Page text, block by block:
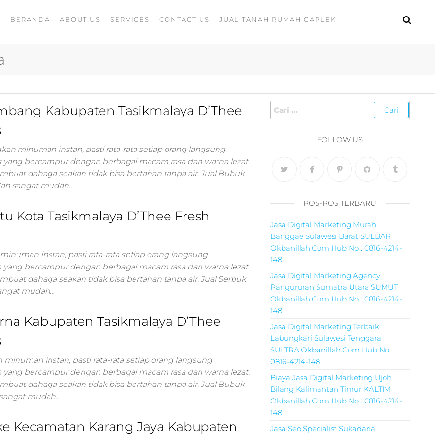
BERANDA ABOUT US SERVICES CONTACT US JUAL TANAH RUMAH GAPLEK
Kabupaten Tasikmalaya D’Thee
minuman instan, pasti rata-rata setiap orang langsung
bercampur dengan berbagai macam rasa dan warna lezat.
dahaga seakan tidak bisa bertahan tanpa air. Jual Bubuk
sangat mudah…
Kota Tasikmalaya D’Thee Fresh
instan, pasti rata-rata setiap orang langsung
bercampur dengan berbagai macam rasa dan warna lezat.
dahaga seakan tidak bisa bertahan tanpa air. Jual Serbuk
mudah…
Kabupaten Tasikmalaya D’Thee
instan, pasti rata-rata setiap orang langsung
bercampur dengan berbagai macam rasa dan warna lezat.
dahaga seakan tidak bisa bertahan tanpa air. Jual Bubuk
mudah…
Kecamatan Karang Jaya Kabupaten
FOLLOW US
POS-POS TERBARU
Jasa Digital Marketing Murah
Banggae Sulawesi Barat SULBAR
Okbanillah.Com Hub No : 0816-4214-
148
Jasa Digital Marketing Agency
Pangururan Sumatra Utara SUMUT
Okbanillah.Com Hub No : 0816-4214-
148
Jasa Digital Marketing Terbaik
Labungkari Sulawesi Tenggara
SULTRA Okbanillah.Com Hub No :
0816-4214-148
Biaya Jasa Digital Marketing Ujoh
Bilang Kalimantan Timur KALTIM
Okbanillah.Com Hub No : 0816-4214-
148
Jasa Seo Specialist Sukadana